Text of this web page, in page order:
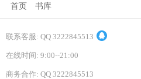
首页 书库
联系客服: QQ 3222845513
在线时间: 9:00--21:00
商务合作: QQ 3222845513